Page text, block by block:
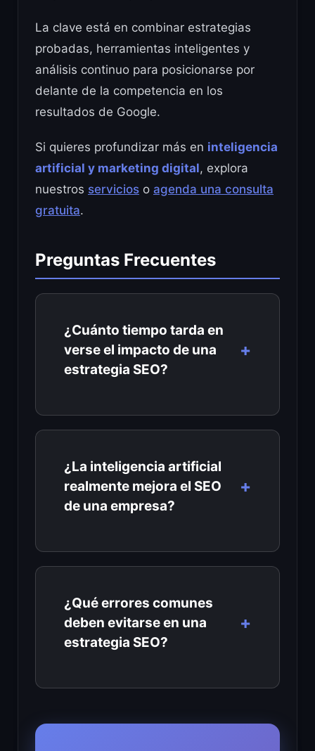
La clave está en combinar estrategias
probadas, herramientas inteligentes y
análisis continuo para posicionarse por
delante de la competencia en los
resultados de Google.
Si quieres profundizar más en inteligencia
artificial y marketing digital, explora
nuestros servicios o agenda una consulta
gratuita.
Preguntas Frecuentes
¿Cuánto tiempo tarda en
verse el impacto de una
estrategia SEO?
¿La inteligencia artificial
realmente mejora el SEO
de una empresa?
¿Qué errores comunes
deben evitarse en una
estrategia SEO?